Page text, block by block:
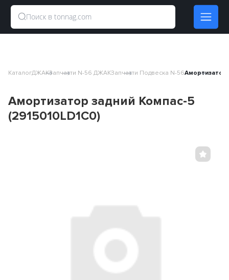
КаталогДЖАКЗапчасти N-56 ДЖАКЗапчасти Подвеска N-56Амортизатор
Амортизатор задний Компас-5
(2915010LD1C0)